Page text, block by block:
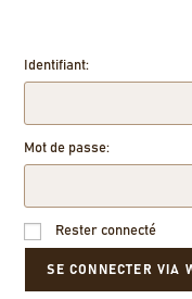
Identifiant:
Mot de passe:
Rester connecté